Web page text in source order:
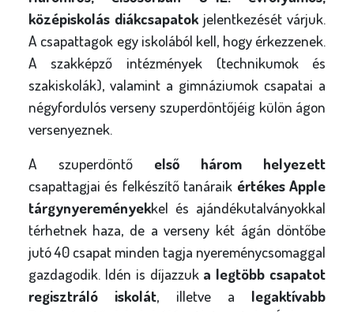
középiskolás diákcsapatok jelentkezését várjuk.
A csapattagok egy iskolából kell, hogy érkezzenek.
A szakképző intézmények (technikumok és
szakiskolák), valamint a gimnáziumok csapatai a
négyfordulós verseny szuperdöntőjéig külön ágon
versenyeznek.
A szuperdöntő első három helyezett
csapattagjai és felkészítő tanáraik értékes Apple
tárgynyereményekkel és ajándékutalványokkal
térhetnek haza, de a verseny két ágán döntőbe
jutó 40 csapat minden tagja nyereménycsomaggal
gazdagodik. Idén is díjazzuk a legtöbb csapatot
regisztráló iskolát, illetve a legaktívabb